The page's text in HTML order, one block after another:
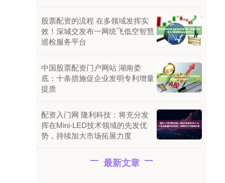
股票配资的流程 在多领域发挥实
效！深城交发布一网统飞低空智慧
巡检服务平台
中国股票配资门户网站 湖南娄
底：十条措施促企业发明专利增量
提质
配资入门网 隆利科技：将充分发
挥在Mini-LED技术领域的先发优
势，持续加大市场拓展力度
最新文章